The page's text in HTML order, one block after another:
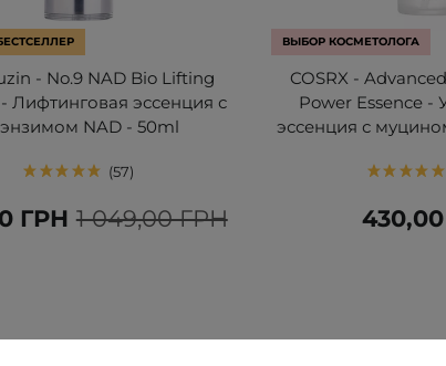
- No.9 NAD Bio Lifting
- Лифтинговая эссенция с
NAD - 50ml
57
1 049,00 ГРН
ГРН
ВЫБОР КОСМЕТОЛОГА
COSRX -
Power Essence
эссенция с